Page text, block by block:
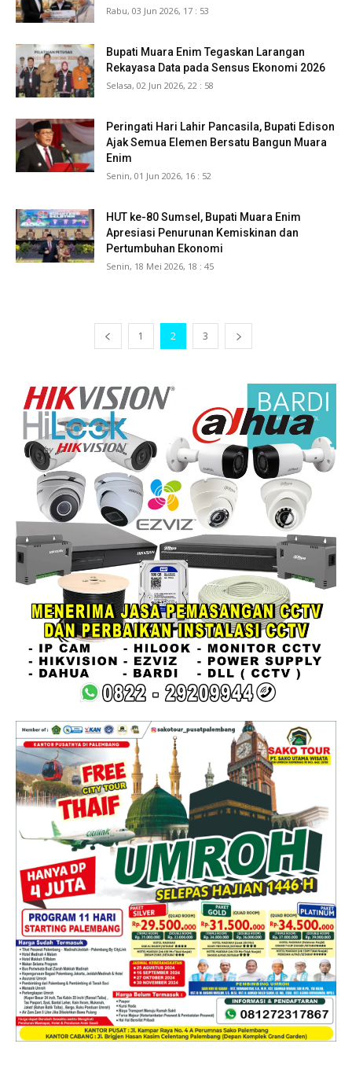
Rabu, 03 Jun 2026, 17 : 53
Bupati Muara Enim Tegaskan Larangan
Rekayasa Data pada Sensus Ekonomi 2026
Selasa, 02 Jun 2026, 22 : 58
Peringati Hari Lahir Pancasila, Bupati Edison
Ajak Semua Elemen Bersatu Bangun Muara
Enim
Senin, 01 Jun 2026, 16 : 52
HUT ke-80 Sumsel, Bupati Muara Enim
Apresiasi Penurunan Kemiskinan dan
Pertumbuhan Ekonomi
Senin, 18 Mei 2026, 18 : 45
1 2 3